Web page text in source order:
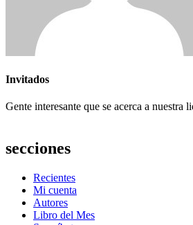
Invitados
Gente interesante que se acerca a nuestra
secciones
Recientes
Mi cuenta
Autores
Libro del Mes